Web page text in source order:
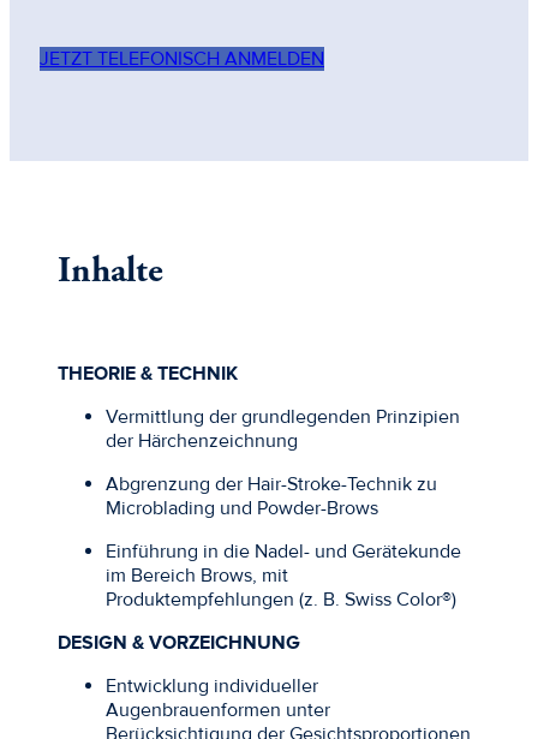
JETZT TELEFONISCH ANMELDEN
Inhalte
THEORIE & TECHNIK
Vermittlung der grundlegenden Prinzipien
der Härchenzeichnung
Abgrenzung der Hair-Stroke-Technik zu
Microblading und Powder-Brows
Einführung in die Nadel- und Gerätekunde
im Bereich Brows, mit
Produktempfehlungen (z. B. Swiss Color®)
DESIGN & VORZEICHNUNG
Entwicklung individueller
Augenbrauenformen unter
Berücksichtigung der Gesichtsproportionen